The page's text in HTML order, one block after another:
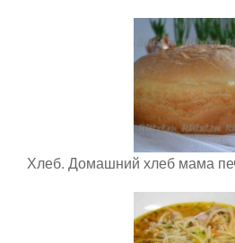
Хлеб. Домашний хлеб мама